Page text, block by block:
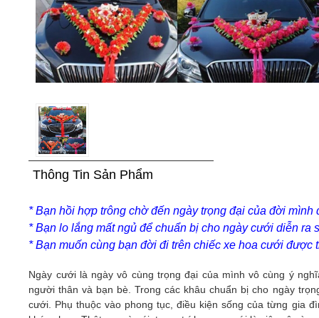
Thông Tin Sản Phẩm
* Bạn hồi hợp trông chờ đến ngày trọng đại của đời
* Bạn lo lắng mất ngủ để chuẩn bị cho ngày cưới diễn ra
* Bạn muốn cùng bạn đời đi trên chiếc xe hoa cưới được
Ngày cưới là ngày vô cùng trọng đại của mình vô cùng ý
người thân và bạn bè. Trong các khâu chuẩn bị cho ngày
cưới. Phụ thuộc vào phong tục, điều kiện sống của từng gia